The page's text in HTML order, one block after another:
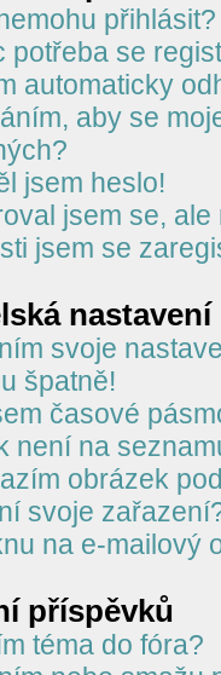
přihlásit?
potřeba se
automaticky
aby se
jsem heslo!
jsem se,
jsem se
nastavení
svoje
špatně!
časové
není na
obrázek
svoje
na e-mailový
příspěvků
téma do fóra?